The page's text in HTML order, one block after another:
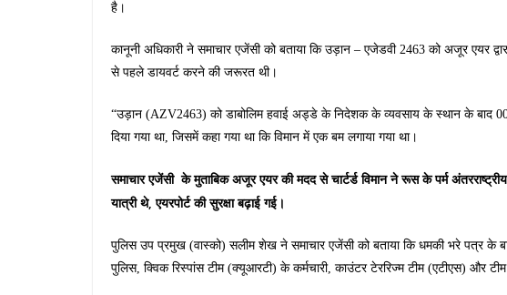
है।
कानूनी अधिकारी ने समाचार एजेंसी को बताया कि उड़ान – एजेडवी 2463 को अजूर एयर
से पहले डायवर्ट करने की जरूरत थी।
“उड़ान (AZV2463) को डाबोलिम हवाई अड्डे के निदेशक के व्यवसाय के स्थान के बाद
दिया गया था, जिसमें कहा गया था कि विमान में एक बम लगाया गया था।
समाचार एजेंसी के मुताबिक अजूर एयर की मदद से चार्टर्ड विमान ने रूस के पर्म
यात्री थे, एयरपोर्ट की सुरक्षा बढ़ाई गई।
पुलिस उप प्रमुख (वास्को) सलीम शेख ने समाचार एजेंसी को बताया कि धमकी भरे पत्र के
पुलिस, क्विक रिस्पांस टीम (क्यूआरटी) के कर्मचारी, काउंटर टेररिज्म टीम (एटीएस) और